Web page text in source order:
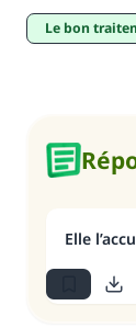
le bon
Elle